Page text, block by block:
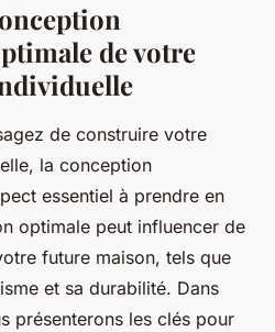
de votre
de construire votre
la conception
essentiel à prendre en
optimale peut influencer de
future maison, tels que
et sa durabilité. Dans
présenterons les clés pour